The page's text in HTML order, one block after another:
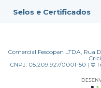
Selos e Certificados
Comercial Fescopan LTDA, Rua
CNPJ: 05.209.927/0001-50 | ©